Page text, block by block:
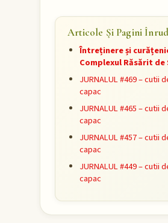
Articole Și Pagini
Întreținere și
Complexul Răsărit de
JURNALUL #469 – cutii
capac
JURNALUL #465 – cutii
capac
JURNALUL #457 – cutii
capac
JURNALUL #449 – cutii
capac